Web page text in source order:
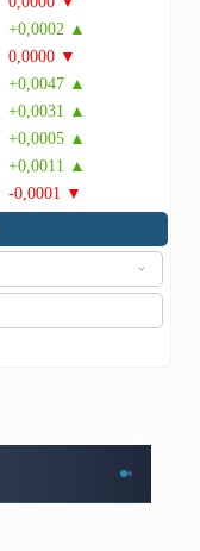
+0,0002 ▲
0,0000 ▼
+0,0047 ▲
+0,0031 ▲
+0,0005 ▲
+0,0011 ▲
-0,0001 ▼